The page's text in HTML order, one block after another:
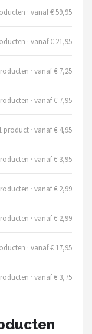
· vanaf € 59,95
· vanaf € 21,95
· vanaf € 7,25
· vanaf € 7,95
product · vanaf € 4,95
· vanaf € 3,95
· vanaf € 2,99
· vanaf € 2,99
· vanaf € 17,95
· vanaf € 3,75